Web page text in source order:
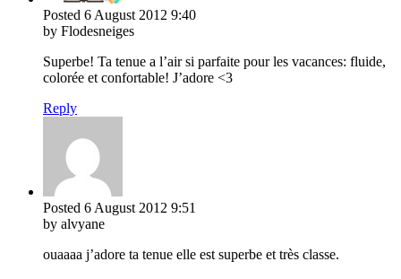
Posted 6 August 2012 9:40
by Flodesneiges
Superbe! Ta tenue a l’air si parfaite pour les vacances: fluide,
colorée et confortable! J’adore <3
Reply
Posted 6 August 2012 9:51
by alvyane
ouaaaa j’adore ta tenue elle est superbe et très classe.